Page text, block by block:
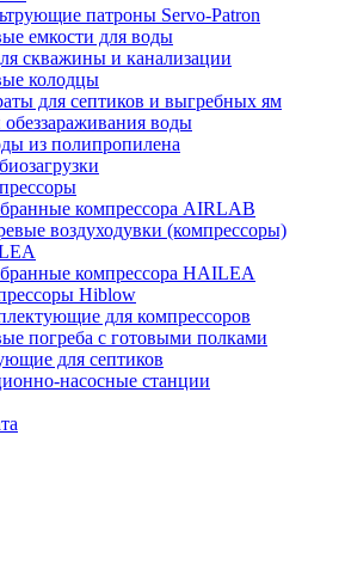
патроны Servo-Patron
емкости для воды
скважины и канализации
колодцы
для септиков и выгребных ям
обеззараживания воды
из полипропилена
компрессора AIRLAB
воздуходувки (компрессоры)
компрессора HAILEA
Hiblow
для компрессоров
погреба с готовыми полками
для септиков
насосные станции